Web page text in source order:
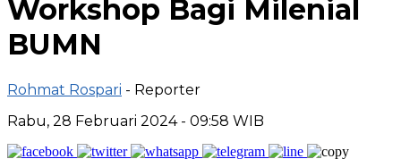
Workshop Bagi Milenial
BUMN
Rohmat Rospari - Reporter
Rabu, 28 Februari 2024 - 09:58 WIB